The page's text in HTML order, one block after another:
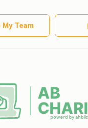
My Team